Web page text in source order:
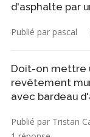
d'asphalte par
Publié par pascal
Doit-on mettre
revêtement
avec bardeau
Publié par Tristan